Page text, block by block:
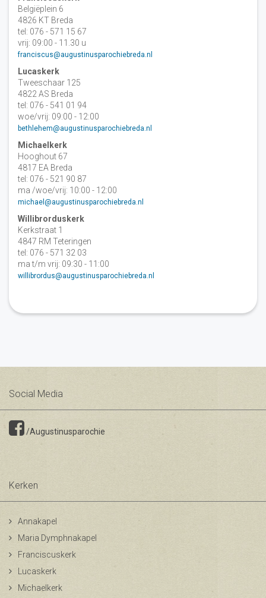
Belgiëplein 6
4826 KT Breda
tel: 076 - 571 15 67
vrij: 09:00 - 11.30 u
franciscus@augustinusparochiebreda.nl
Lucaskerk
Tweeschaar 125
4822 AS Breda
tel: 076 - 541 01 94
woe/vrij: 09:00 - 12:00
bethlehem@augustinusparochiebreda.nl
Michaelkerk
Hooghout 67
4817 EA Breda
tel: 076 - 521 90 87
ma /woe/vrij: 10:00 - 12:00
michael@augustinusparochiebreda.nl
Willibrorduskerk
Kerkstraat 1
4847 RM Teteringen
tel: 076 - 571 32 03
ma t/m vrij: 09:30 - 11:00
willibrordus@augustinusparochiebreda.nl
Social Media
/Augustinusparochie
Kerken
Annakapel
Maria Dymphnakapel
Franciscuskerk
Lucaskerk
Michaelkerk